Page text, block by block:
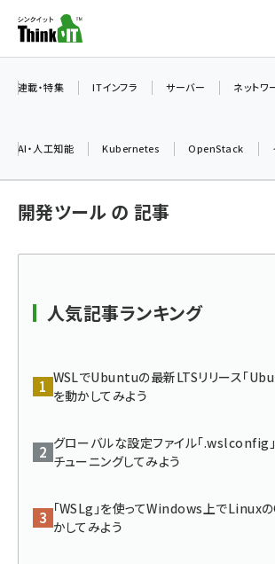
ン
ツ
abc123 (1367)
連載・特集 ITインフラ サーバー ネットワ
AI・人工知能 Kubernetes OpenStack
開発ツール の 記事
人気記事ランキング
WSLでUbuntuの最新LTSリリース「
を動かしてみよう
グローバルな設定ファイル「.wslconfig
チューニングしてみよう
「WSLg」を使ってWindows上でLinux
かしてみよう